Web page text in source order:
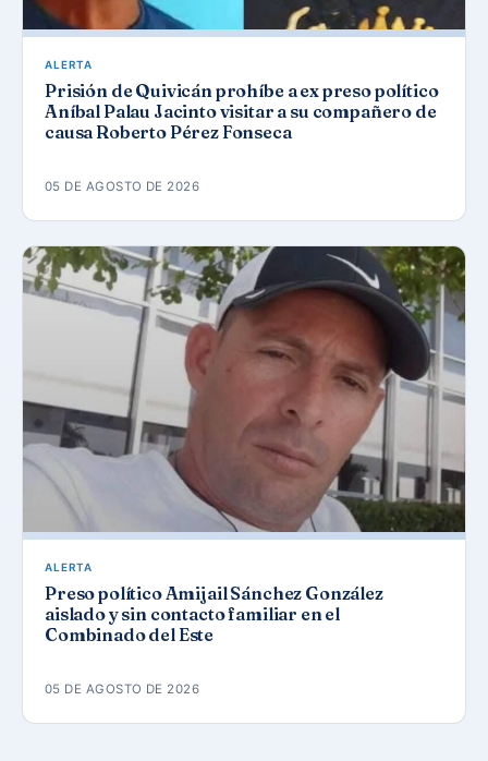
ALERTA
Prisión de Quivicán prohíbe a ex preso político
Aníbal Palau Jacinto visitar a su compañero de
causa Roberto Pérez Fonseca
05 DE AGOSTO DE 2026
ALERTA
Preso político Amijail Sánchez González
aislado y sin contacto familiar en el
Combinado del Este
05 DE AGOSTO DE 2026